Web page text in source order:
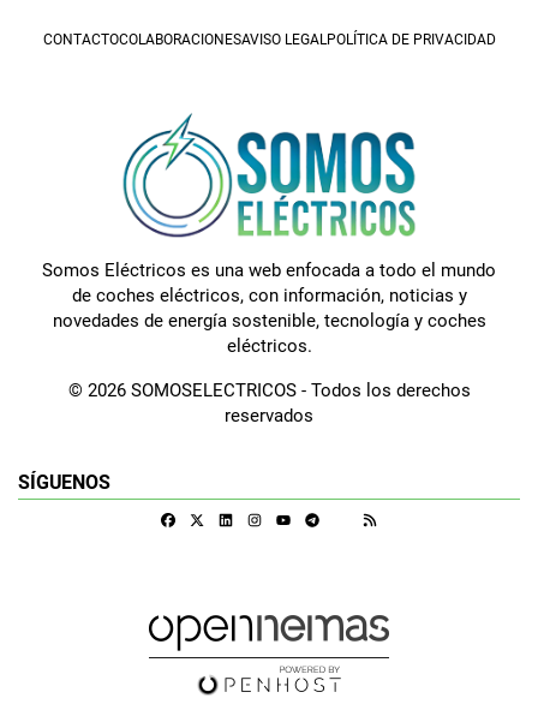
CONTACTOCOLABORACIONESAVISO LEGALPOLÍTICA DE PRIVACIDAD
Somos Eléctricos es una web enfocada a todo el mundo
de coches eléctricos, con información, noticias y
novedades de energía sostenible, tecnología y coches
eléctricos.
© 2026 SOMOSELECTRICOS - Todos los derechos
reservados
SÍGUENOS
FacebookLinkedinInstagramTelegram
Google Discover